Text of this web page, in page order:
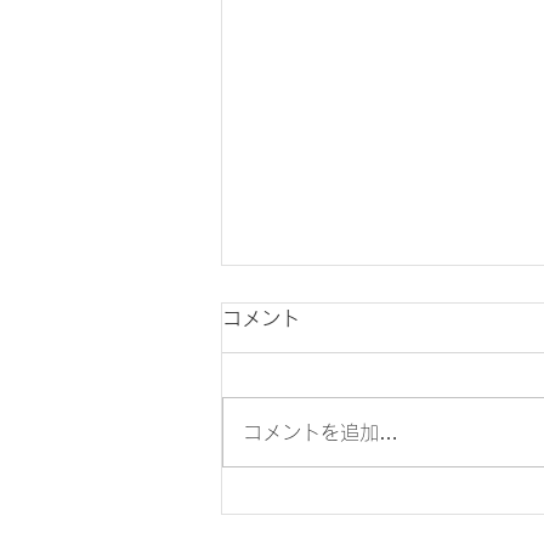
ロジリズム卒業
コメント
コメントを追加…